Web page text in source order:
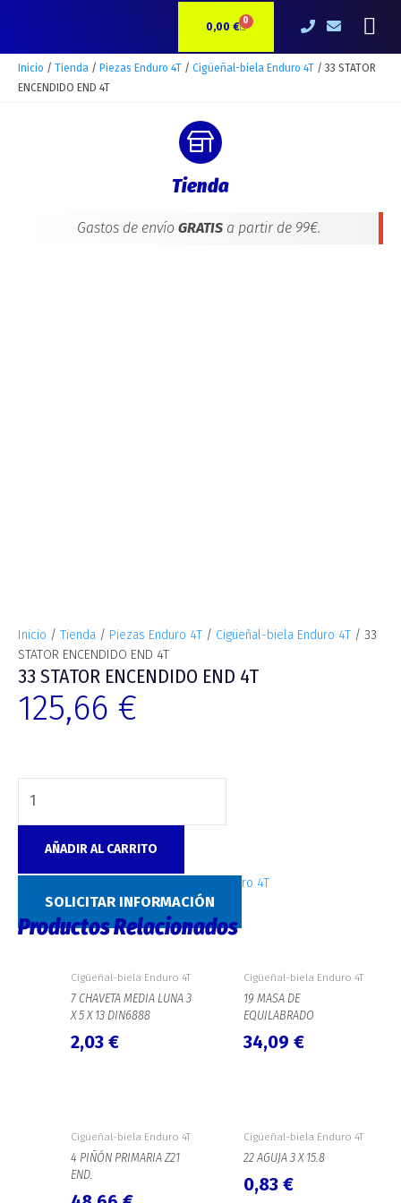
0,00 € 0CARRITO
Inicio / Tienda / Piezas Enduro 4T / Cigüeñal-biela Enduro 4T / 33 STATOR
ENCENDIDO END 4T
Tienda
Gastos de envío GRATISa partir de 99€.
Inicio / Tienda / Piezas Enduro 4T / Cigüeñal-biela Enduro 4T / 33
STATOR ENCENDIDO END 4T
33 STATOR ENCENDIDO END 4T
125,66 €
END
4T
AÑADIR AL CARRITO
Cigüeñal-biela Enduro 4T
SOLICITAR INFORMACIÓN
Productos Relacionados
Cigüeñal-biela Enduro 4T
7 CHAVETA MEDIA LUNA 3
X 5 X 13 DIN6888
2,03 €
Cigüeñal-biela Enduro 4T
19 MASA DE
EQUILABRADO
34,09 €
Cigüeñal-biela Enduro 4T
4 PIÑÓN PRIMARIA Z21
END.
Cigüeñal-biela Enduro 4T
22 AGUJA 3 X 15.8
0,83 €